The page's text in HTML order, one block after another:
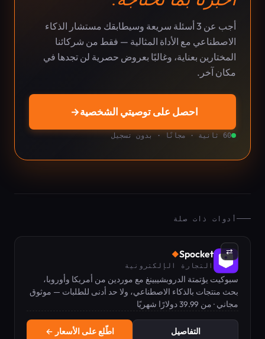
أجب عن 3 أسئلة سريعة وسيطابقك مستشار الذكاء
الاصطناعي مع الأداة المثالية — فقط من شركائنا
المختارين بعناية، وغالبًا بعروض حصرية لن تجدها في
مكان آخر.
احصل على توصيتي الشخصية→
60 ثانية · مجانًا · بدون تسجيل
أدوات ذات صلة
⇄
Spocket
◆
التجارة الإلكترونية
سبوكيت يؤتمتة الدروبشيبينغ مع موردين من أمريكا وأوروبا،
بحث منتجات بالذكاء الاصطناعي، ولا حد أدنى للطلبات — موثوق
من أكثر من 500 ألف بائع مع خطة مجانية للبدء.
مجاني · من 39.99 دولارًا شهريًا
التفاصيل اطّلع على الأسعار ←